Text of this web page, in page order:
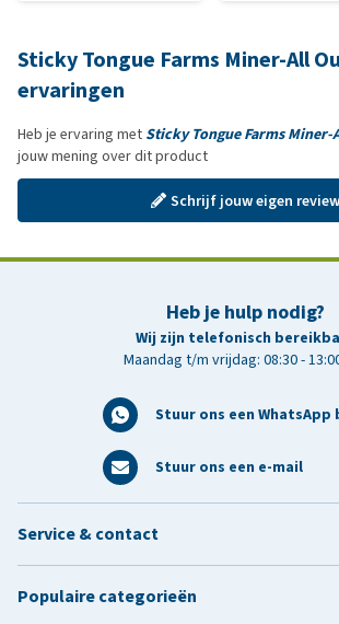
Sticky Tongue Farms Miner-All
ervaringen
Heb je ervaring met Sticky Tongue Farms
jouw mening over dit product
Schrijf jouw eigen review
Heb je hulp nodig?
Wij zijn telefonisch
Maandag t/m vrijdag: 08:30 -
Stuur ons een
Stuur ons een e-mail
Service & contact
Populaire categorieën